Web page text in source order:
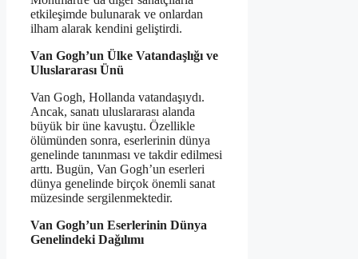
etkileşimde bulunarak ve onlardan
ilham alarak kendini geliştirdi.
Van Gogh’un Ülke Vatandaşlığı ve
Uluslararası Ünü
Van Gogh, Hollanda vatandaşıydı.
Ancak, sanatı uluslararası alanda
büyük bir üne kavuştu. Özellikle
ölümünden sonra, eserlerinin dünya
genelinde tanınması ve takdir edilmesi
arttı. Bugün, Van Gogh’un eserleri
dünya genelinde birçok önemli sanat
müzesinde sergilenmektedir.
Van Gogh’un Eserlerinin Dünya
Genelindeki Dağılımı